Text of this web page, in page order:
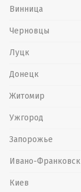
Винница
Черновцы
Луцк
Донецк
Житомир
Ужгород
Запорожье
Ивано-Франковск
Киев